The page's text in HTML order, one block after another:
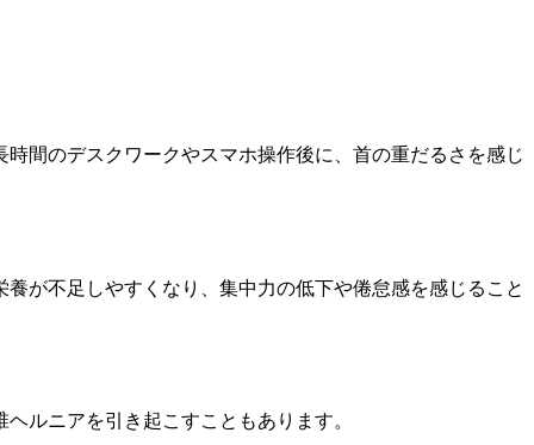
間のデスクワークやスマホ操作後に、首の重だるさを感じ
が不足しやすくなり、集中力の低下や倦怠感を感じること
ルニアを引き起こすこともあります。